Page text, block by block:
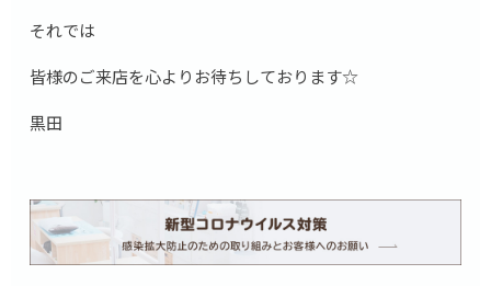
それでは
皆様のご来店を心よりお待ちしております☆
黒田